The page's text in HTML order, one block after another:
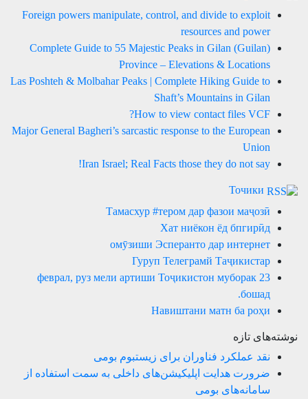
Foreign powers manipulate, control, and divide to exploit
resources and power
Complete Guide to 55 Majestic Peaks in Gilan (Guilan)
Province – Elevations & Locations
Las Poshteh & Molbahar Peaks | Complete Hiking Guide to
Shaft’s Mountains in Gilan
How to view contact files VCF?
Major General Bagheri’s sarcastic response to the European
Union
Iran Israel; Real Facts those they do not say!
Точики
Тамасхур #тером дар фазои маҷозӣ
Хат ниёкон ёд бпгирӣд
омӯзиши Эсперанто дар интернет
Гуруп Телеграмй Таҷикистар
23 феврал, руз мели артиши Тоҷикистон муборак
бошад.
Навиштани матн ба роҳи
نوشته‌های تازه
نقد عملکرد فناوران برای زیستبوم بومی
ضرورت هدایت اپلیکیشن‌های داخلی به سمت استفاده از
سامانه‌های بومی